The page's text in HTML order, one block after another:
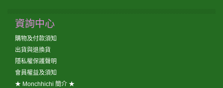
資詢中心
購物及付款須知
出貨與退換貨
隱私權保護聲明
會員權益及須知
★ Monchhichi 簡介 ★